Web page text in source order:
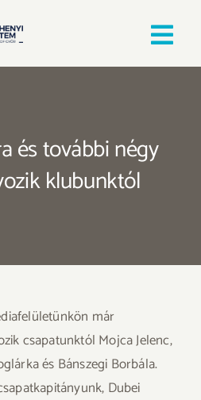
bejegyzések
és további négy
klubunktól
már
csapatunktól Mojca Jelenc,
és Bánszegi Borbála.
Dubei